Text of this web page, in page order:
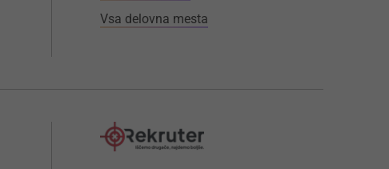
Vsa delovna mesta